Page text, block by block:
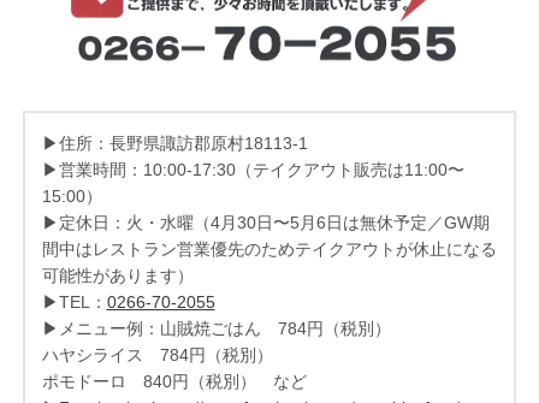
▶住所：長野県諏訪郡原村18113-1
▶営業時間：10:00-17:30（テイクアウト販売は11:00〜
15:00）
▶定休日：火・水曜（4月30日〜5月6日は無休予定／GW期
間中はレストラン営業優先のためテイクアウトが休止になる
可能性があります）
▶TEL： 0266-70-2055
▶メニュー例：山賊焼ごはん 784円（税別）
ハヤシライス 784円（税別）
ポモドーロ 840円（税別） など